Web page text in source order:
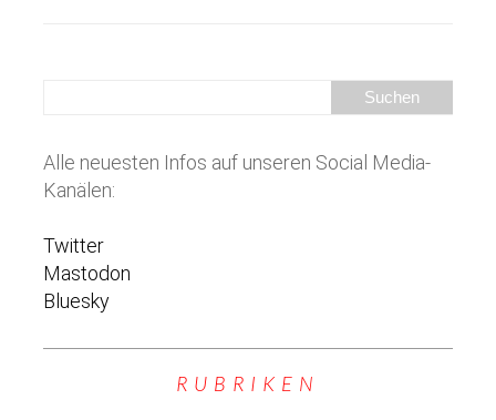
Alle neuesten Infos auf unseren Social Media-
Kanälen:
Twitter
Mastodon
Bluesky
RUBRIKEN